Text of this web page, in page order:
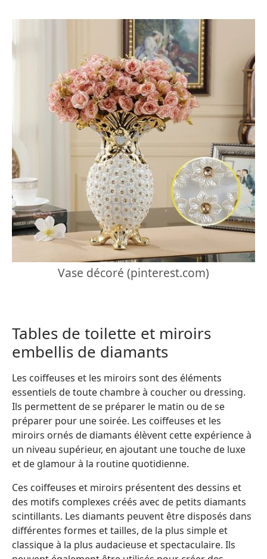
Vase décoré (pinterest.com)
Tables de toilette et miroirs
embellis de diamants
Les coiffeuses et les miroirs sont des éléments
essentiels de toute chambre à coucher ou dressing.
Ils permettent de se préparer le matin ou de se
préparer pour une soirée. Les coiffeuses et les
miroirs ornés de diamants élèvent cette expérience à
un niveau supérieur, en ajoutant une touche de luxe
et de glamour à la routine quotidienne.
Ces coiffeuses et miroirs présentent des dessins et
des motifs complexes créés avec de petits diamants
scintillants. Les diamants peuvent être disposés dans
différentes formes et tailles, de la plus simple et
classique à la plus audacieuse et spectaculaire. Ils